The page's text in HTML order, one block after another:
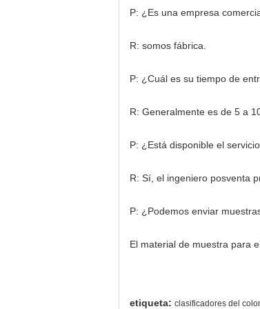
P: ¿Es una empresa
R: somos fábrica.
P: ¿Cuál es su tiempo de
R: Generalmente es de 5 a
P: ¿Está disponible el
R: Sí, el ingeniero posventa
P: ¿Podemos enviar
El material de muestra para
etiqueta: clasificadores del